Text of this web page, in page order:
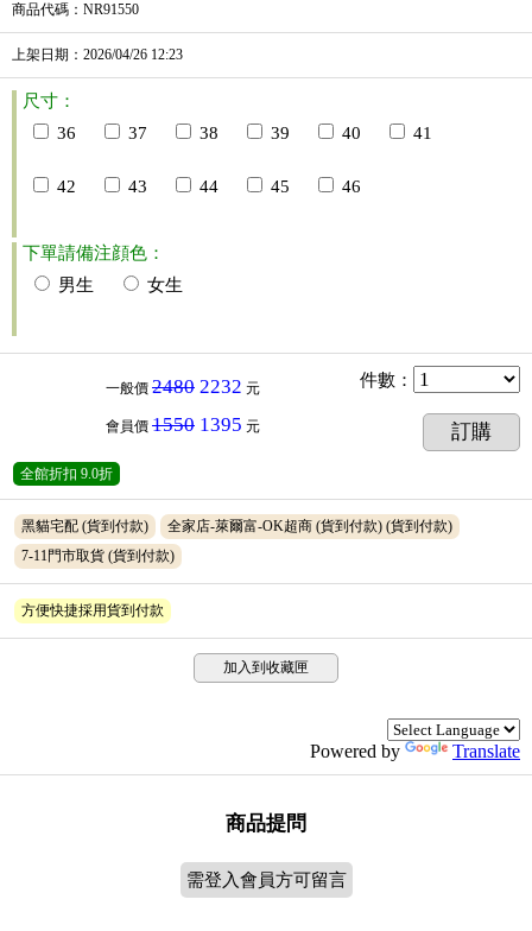
商品代碼 ：NR91550
上架日期 ：2026/04/26 12:23
尺寸：
36
37 38 39 40 41
42 43 44 45 46
下單請備注顔色：
男生
女生
一般價 2480 2232 元
會員價 1550 1395 元
件數 ：
訂購
全館折扣 9.0折
黑貓宅配 (貨到付款) 全家店-萊爾富-OK超商 (貨到付款) (貨到付款)
7-11門市取貨 (貨到付款)
方便快捷採用貨到付款
加入到收藏匣
Powered by Translate
商品提問
需登入會員方可留言